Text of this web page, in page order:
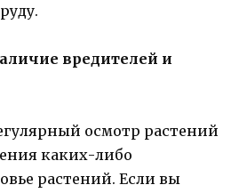
вредителей и
осмотр растений
каких-либо
растений. Если вы